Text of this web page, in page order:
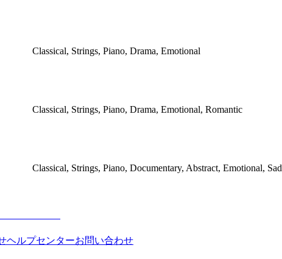
Classical, Strings, Piano, Drama, Emotional
Classical, Strings, Piano, Drama, Emotional, Romantic
Classical, Strings, Piano, Documentary, Abstract, Emotional, Sad
ヘルプセンターお問い合わせ